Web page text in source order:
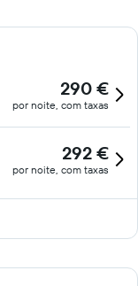
290 €
por noite, com taxas
292 €
por noite, com taxas